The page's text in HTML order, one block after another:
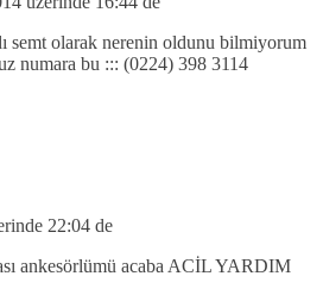
semt olarak nerenin oldunu bilmiyorum
numara bu ::: (0224) 398 3114
22:04 de
ankesörlümü acaba ACİL YARDIM